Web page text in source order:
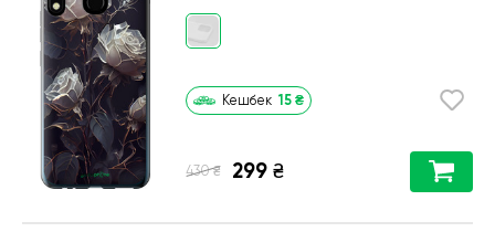
Кешбек 15 ₴
430 ₴ 299 ₴